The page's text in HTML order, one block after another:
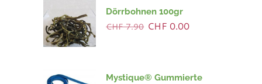
Dörrbohnen 100gr
CHF7.90 Ursprünglicher
CHF 0.00Aktueller
Mystique® Gummierte